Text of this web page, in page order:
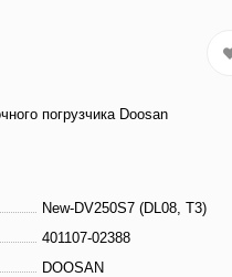
погрузчика Doosan
New-DV250S7 (DL08, T3)
401107-02388
DOOSAN